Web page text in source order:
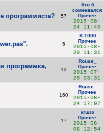
программиста? 57
Кто б
сомневался
Прочее
2015-08-
24 11:45
5
K-1000
Прочее
2015-08-
20 11:31
программка,
13
Rouse_
Прочее
2015-07-
25 03:31
160
Rouse_
Прочее
2015-06-
24 17:07
17
кгшзх
Прочее
2015-06-
06 12:54